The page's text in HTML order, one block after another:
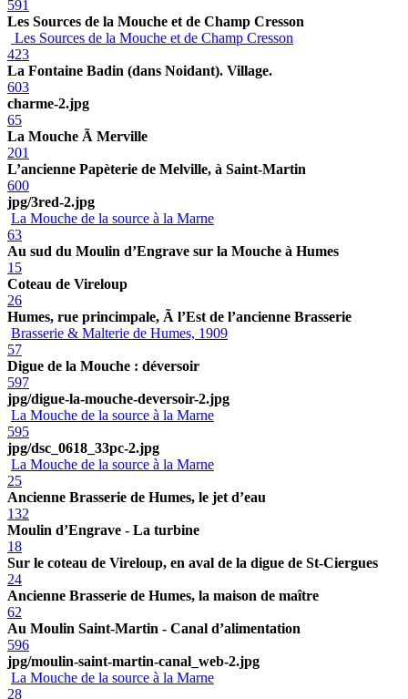
591
Les Sources de la Mouche et de Champ Cresson
Les Sources de la Mouche et de Champ Cresson
423
La Fontaine Badin (dans Noidant). Village.
603
charme-2.jpg
65
La Mouche Ã Merville
201
L’ancienne Papèterie de Melville, à Saint-Martin
600
jpg/3red-2.jpg
La Mouche de la source à la Marne
63
Au sud du Moulin d’Engrave sur la Mouche à Humes
15
Coteau de Vireloup
26
Humes, rue princimpale, Ã l’Est de l’ancienne Brasserie
Brasserie & Malterie de Humes, 1909
57
Digue de la Mouche : déversoir
597
jpg/digue-la-mouche-deversoir-2.jpg
La Mouche de la source à la Marne
595
jpg/dsc_0618_33pc-2.jpg
La Mouche de la source à la Marne
25
Ancienne Brasserie de Humes, le jet d’eau
132
Moulin d’Engrave - La turbine
18
Sur le coteau de Vireloup, en aval de la digue de St-Ciergues
24
Ancienne Brasserie de Humes, la maison de maître
62
Au Moulin Saint-Martin - Canal d’alimentation
596
jpg/moulin-saint-martin-canal_web-2.jpg
La Mouche de la source à la Marne
28